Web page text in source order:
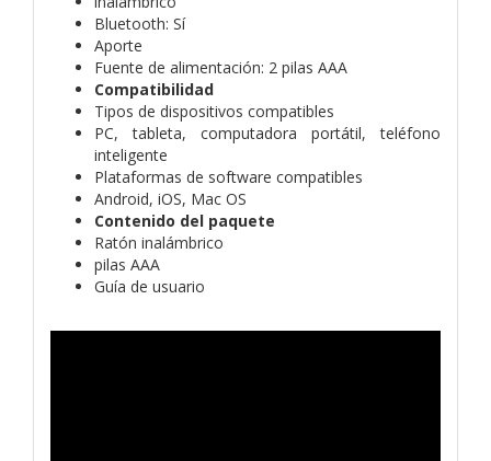
Bluetooth: Sí
Aporte
Fuente de alimentación: 2 pilas AAA
Compatibilidad
Tipos de dispositivos compatibles
PC, tableta, computadora portátil, teléfono
inteligente
Plataformas de software compatibles
Android, iOS, Mac OS
Contenido del paquete
Ratón inalámbrico
pilas AAA
Guía de usuario